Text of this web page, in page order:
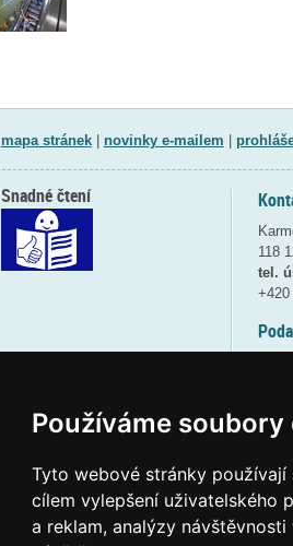
Používáme soubory
Tyto webové stránky
cílem vylepšení uživatelského
a reklam, analýzy
mapa stránek| novinky e-mailem
118
tel.
+420
(více
Snadné čtení